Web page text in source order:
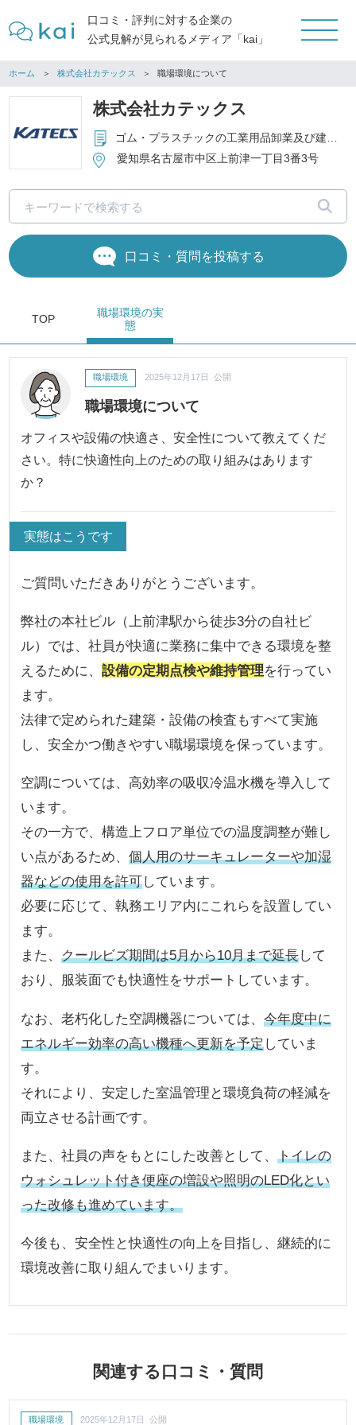
口コミ・評判に対する企業の
公式見解が見られるメディア「kai」
ホーム 株式会社カテックス 職場環境について
株式会社カテックス
ゴム・プラスチックの工業用品卸業及び建設資材卸業
愛知県名古屋市中区上前津一丁目3番3号
口コミ・質問を投稿する
TOP
職場環境の実
態
職場環境について
職場環境 2025年12月17日 公開
オフィスや設備の快適さ、安全性について教えてくだ
さい。特に快適性向上のための取り組みはあります
か？
実態はこうです
ご質問いただきありがとうございます。
弊社の本社ビル（上前津駅から徒歩3分の自社ビ
ル）では、社員が快適に業務に集中できる環境を整
えるために、設備の定期点検や維持管理を行ってい
ます。
法律で定められた建築・設備の検査もすべて実施
し、安全かつ働きやすい職場環境を保っています。
空調については、高効率の吸収冷温水機を導入して
います。
その一方で、構造上フロア単位での温度調整が難し
い点があるため、個人用のサーキュレーターや加湿
器などの使用を許可しています。
必要に応じて、執務エリア内にこれらを設置してい
ます。
また、クールビズ期間は5月から10月まで延長して
おり、服装面でも快適性をサポートしています。
なお、老朽化した空調機器については、今年度中に
エネルギー効率の高い機種へ更新を予定していま
す。
それにより、安定した室温管理と環境負荷の軽減を
両立させる計画です。
また、社員の声をもとにした改善として、トイレの
ウォシュレット付き便座の増設や照明のLED化とい
った改修も進めています。
今後も、安全性と快適性の向上を目指し、継続的に
環境改善に取り組んでまいります。
関連する口コミ・質問
職場環境 2025年12月17日 公開